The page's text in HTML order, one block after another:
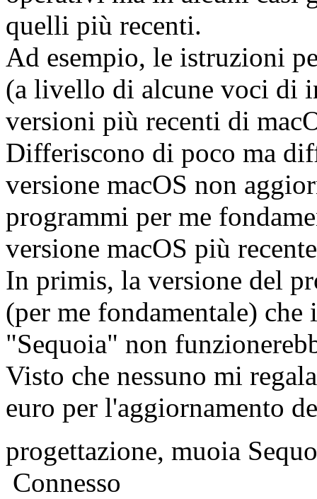
quelli più recenti.
Ad esempio, le istruzioni
(a livello di alcune voci di
versioni più recenti di
Differiscono di poco ma
versione macOS non
programmi per me
versione macOS più
In primis, la versione del
(per me fondamentale)
"Sequoia" non
Visto che nessuno mi
euro per l'aggiornamento
progettazione, muoia
Connesso